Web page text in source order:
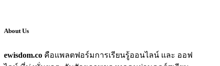
About Us
ewisdom.co คือแพลตฟอร์มการเรียนรู้ออนไลน์ และ ออฟ